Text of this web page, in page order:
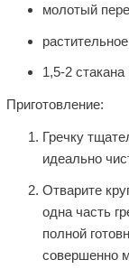
молотый
1,5-2
Приготовление:
Гречку
идеально
Отварите
одна часть
полной
совершенно